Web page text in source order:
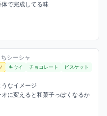
で完成してる味
見る
シーシャ / 2026年3月4日
シーシャ
キウイ チョコレート
ビスケット
なイメージ
に変えると和菓子っぽくなるか